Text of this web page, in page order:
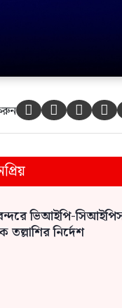
   
ভিআইপি-
তল্লাশির নির্দেশ